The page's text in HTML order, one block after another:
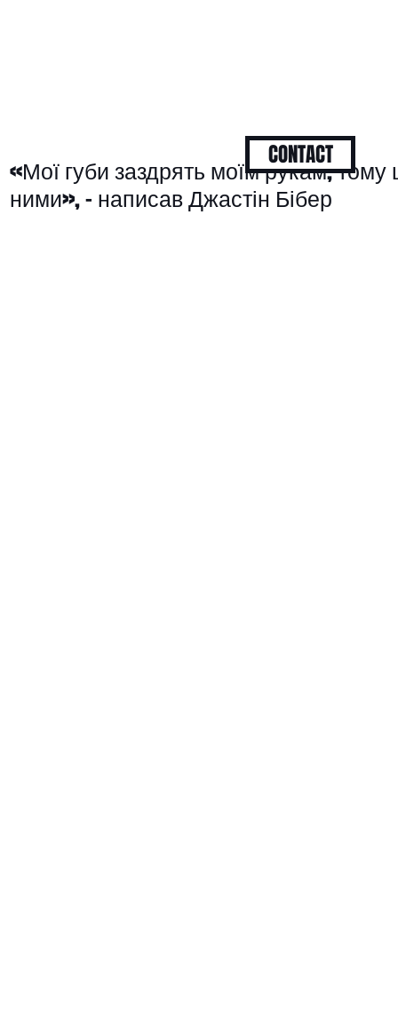
«Мої губи заздрять моїм рукам,
ними», - написав Джастін Бібер
CONTACT